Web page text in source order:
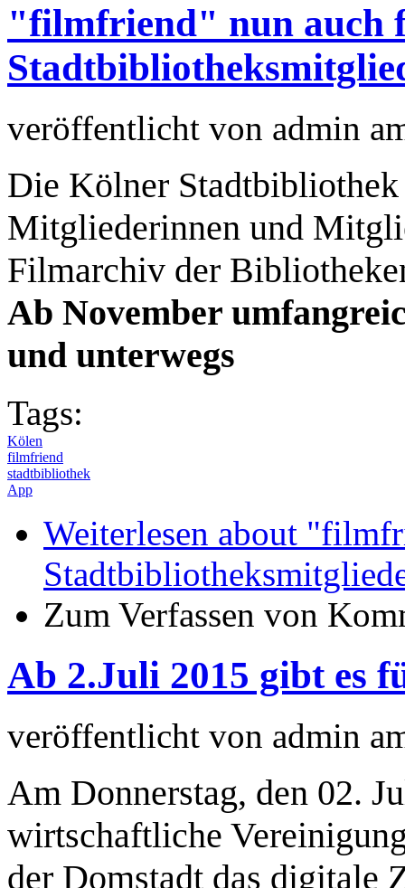
"filmfriend" nun auch
veröffentlicht von admin
Die Kölner
Mitgliederinnen und
Filmarchiv der
Ab November
und unterwegs
Tags:
Kölen
filmfriend
stadtbibliothek
App
Weiterlesen about
Zum Verfassen von
Ab 2.Juli 2015 gibt es
veröffentlicht von admin
Am Donnerstag, den 02.
wirtschaftliche
der Domstadt das digitale